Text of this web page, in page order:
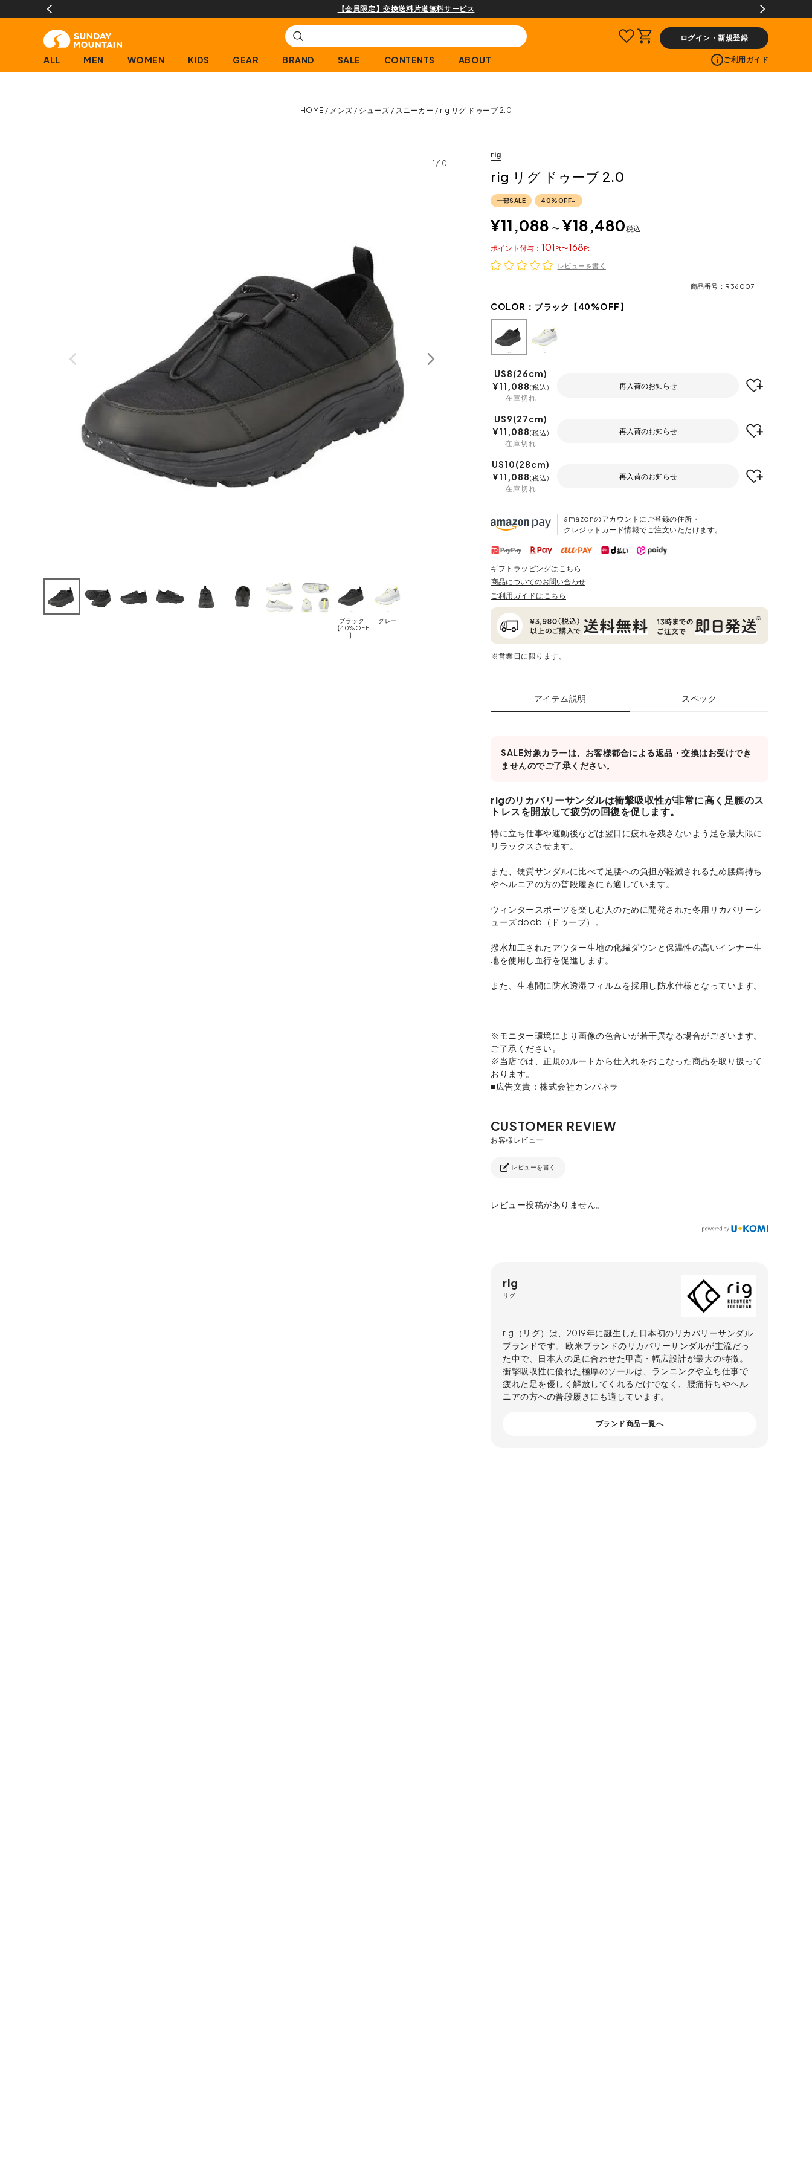
購入商品[¥2,000(税込)以上]のレビュー投稿で300ptプレゼント!
ログイン・新規登録
ALL MEN WOMEN KIDS GEAR BRAND SALE CONTENTS ABOUT ご利用ガイド
HOME メンズ シューズ スニーカー rig リグ ドゥーブ 2.0
1/10
ブラック
【40%OFF
】
グレー
rig
rig リグ ドゥーブ 2.0
一部SALE 40%OFF~
¥11,088 〜 ¥18,480税込
101 〜168
ポイント
レビューを書く
商品番号 R36007
COLOR： ブラック【40%OFF】
US8(26cm)
¥11,088 税込
在庫切れ
再入荷のお知らせ
US9(27cm)
¥11,088 税込
在庫切れ
再入荷のお知らせ
US10(28cm)
¥11,088 税込
在庫切れ
再入荷のお知らせ
amazonのアカウントにご登録の住所・
クレジットカード情報でご注文いただけます。
ギフトラッピングはこちら
商品についてのお問い合わせ
ご利用ガイドはこちら
※営業日に限ります。
アイテム説明 スペック
SALE対象カラーは、お客様都合による返品・交換はお受けでき
ませんのでご了承ください。
rigのリカバリーサンダルは衝撃吸収性が非常に高く足腰のス
トレスを開放して疲労の回復を促します。
特に立ち仕事や運動後などは翌日に疲れを残さないよう足を最大限に
リラックスさせます。
また、硬質サンダルに比べて足腰への負担が軽減されるため腰痛持ち
やヘルニアの方の普段履きにも適しています。
ウィンタースポーツを楽しむ人のために開発された冬用リカバリーシ
ューズdoob（ドゥーブ）。
撥水加工されたアウター生地の化繊ダウンと保温性の高いインナー生
地を使用し血行を促進します。
また、生地間に防水透湿フィルムを採用し防水仕様となっています。
※モニター環境により画像の色合いが若干異なる場合がございます。
ご了承ください。
※当店では、正規のルートから仕入れをおこなった商品を取り扱って
おります。
■広告文責：株式会社カンパネラ
レビューを書く
レビュー投稿がありません。
rig
リグ
rig（リグ）は、2019年に誕生した日本初のリカバリーサンダル
ブランドです。 欧米ブランドのリカバリーサンダルが主流だっ
た中で、日本人の足に合わせた甲高・幅広設計が最大の特徴。
衝撃吸収性に優れた極厚のソールは、ランニングや立ち仕事で
疲れた足を優しく解放してくれるだけでなく、腰痛持ちやヘル
ニアの方への普段履きにも適しています。
ブランド商品一覧へ